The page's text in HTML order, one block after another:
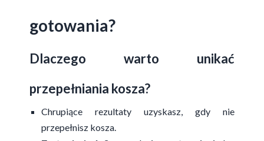
gotowania?
Dlaczego warto unikać
przepełniania kosza?
Chrupiące rezultaty uzyskasz, gdy nie
przepełnisz kosza.